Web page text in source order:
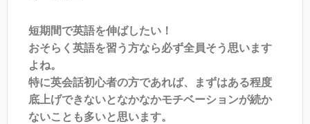
短期間で英語を伸ばしたい！
おそらく英語を習う方なら必ず全員そう思います
よね。
特に英会話初心者の方であれば、まずはある程度
底上げできないとなかなかモチベーションが続か
ないことも多いと思います。